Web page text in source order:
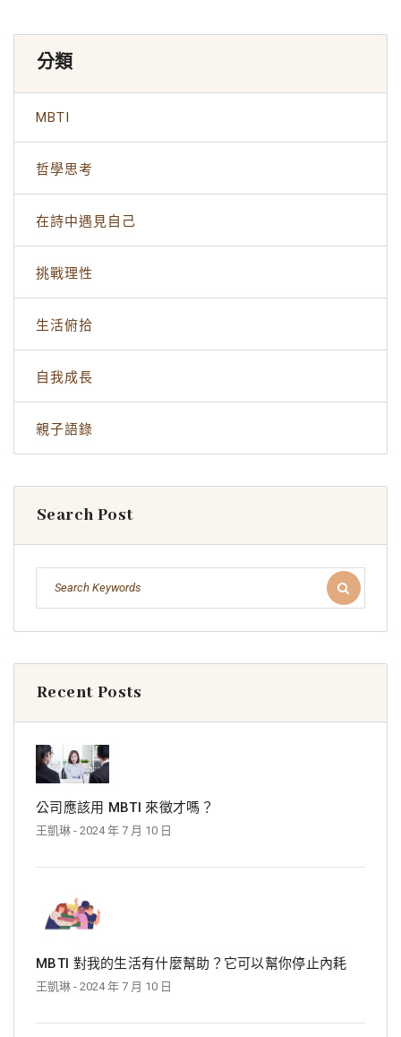
分類
MBTI
哲學思考
在詩中遇見自己
挑戰理性
生活俯拾
自我成長
親子語錄
Search Post
Recent Posts
公司應該用 MBTI 來徵才嗎？
王凱琳 - 2024 年 7 月 10 日
MBTI 對我的生活有什麼幫助？它可以幫你停止內耗
王凱琳 - 2024 年 7 月 10 日